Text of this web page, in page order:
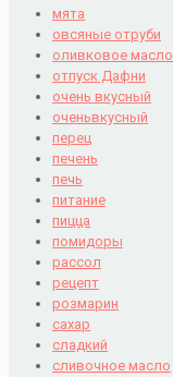
мята
овсяные отруби
оливковое масло
отпуск Дафни
очень вкусный
оченьвкусный
перец
печень
печь
питание
пицца
помидоры
рассол
рецепт
розмарин
сахар
сладкий
сливочное масло